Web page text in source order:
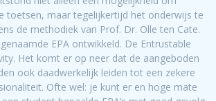
toetsen, maar tegelijkertijd het onderwijs te
de methodiek van Prof. Dr. Olle ten Cate.
EPA ontwikkeld. De Entrustable
Het komt er op neer dat de aangeboden
ook daadwerkelijk leiden tot een zekere
Ofte wel: je kunt er en hoge mate